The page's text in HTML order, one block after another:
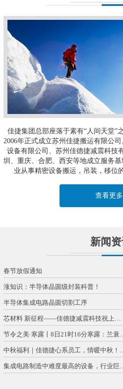
佳捷集团总部座落于素有“人间天堂
2006年正式成立苏州佳捷搬运有限公
设备有限公司、苏州佳德捷减震科技
圳、重庆、合肥、西安等地成立服务
业从事精密设备搬运，吊装，移位
查看更
新闻
春节放假通知
涨知识：半导体晶圆级封装科普！
半导体集成电路晶圆切割工序
芯材料 新征程——佳德捷减震科技祝上…
节令之美·寒露丨8日21时16分寒露：兰衰…
中秋福利｜佳德捷心系员工，情暖中秋！…
集成电路制造中难度最高的设备，行业巨…